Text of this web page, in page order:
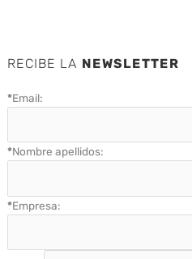
RECIBE LA NEWSLETTER
*Email:
*Nombre apellidos:
*Empresa: